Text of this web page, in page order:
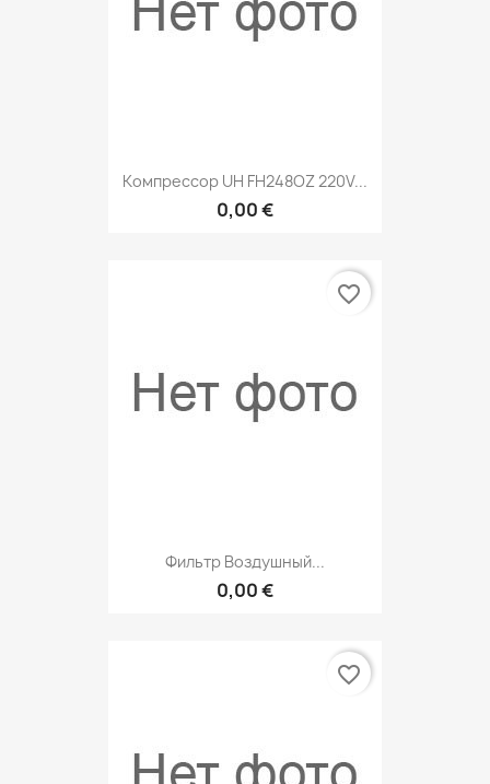
Компрессор UH FH248OZ 220V...
0,00 €
Фильтр Воздушный...
0,00 €
favorite_border
favorite_border